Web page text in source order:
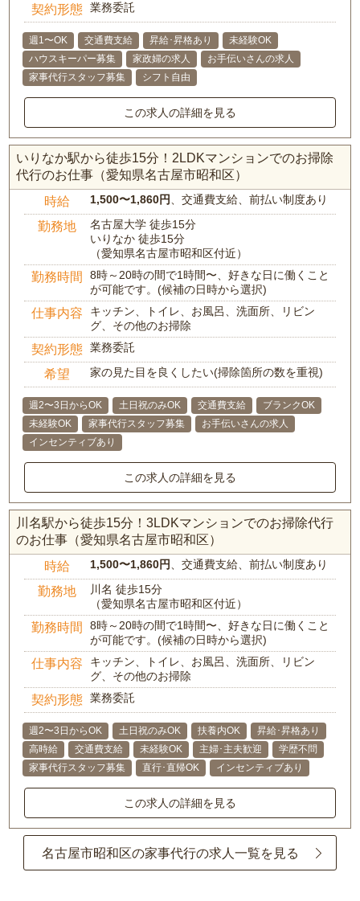
契約形態 業務委託
週1〜OK 交通費支給 昇給･昇格あり
未経験OK
ハウスキーパー募集
家政婦の求人
お手伝いさんの求人
家事代行スタッフ募集
シフト自由
この求人の詳細を見る
いりなか駅から徒歩15分！2LDKマンションでのお掃除
代行のお仕事（愛知県名古屋市昭和区）
時給 1,500〜1,860円 、交通費支給、前払い制度あり
勤務地
名古屋大学 徒歩15分
いりなか 徒歩15分
（愛知県名古屋市昭和区付近）
勤務時間
8時～20時の間で1時間〜、好きな日に働くこと
が可能です。(候補の日時から選択)
仕事内容
キッチン、トイレ、お風呂、洗面所、リビン
グ、その他のお掃除
契約形態 業務委託
希望 家の見た目を良くしたい(掃除箇所の数を重視)
週2〜3日からOK 土日祝のみOK 交通費支給
ブランクOK
未経験OK
家事代行スタッフ募集
お手伝いさんの求人
インセンティブあり
この求人の詳細を見る
川名駅から徒歩15分！3LDKマンションでのお掃除代行
のお仕事（愛知県名古屋市昭和区）
時給 1,500〜1,860円 、交通費支給、前払い制度あり
勤務地
川名 徒歩15分
（愛知県名古屋市昭和区付近）
勤務時間
8時～20時の間で1時間〜、好きな日に働くこと
が可能です。(候補の日時から選択)
仕事内容
キッチン、トイレ、お風呂、洗面所、リビン
グ、その他のお掃除
契約形態 業務委託
週2〜3日からOK 土日祝のみOK 扶養内OK
昇給･昇格あり
高時給
交通費支給 未経験OK 主婦･主夫歓迎
学歴不問
家事代行スタッフ募集
直行･直帰OK インセンティブあり
この求人の詳細を見る
名古屋市昭和区の家事代行の求人一覧を見る